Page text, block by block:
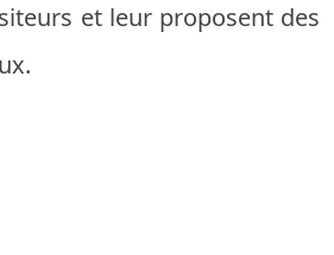
et leur proposent des